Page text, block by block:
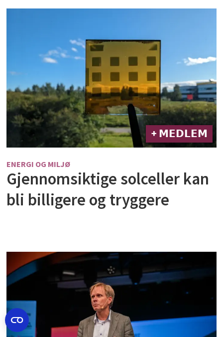
+ 𝗠𝗘𝗗𝗟𝗘𝗠
ENERGI OG MILJØ
Gjennomsiktige solceller kan
bli billigere og tryggere